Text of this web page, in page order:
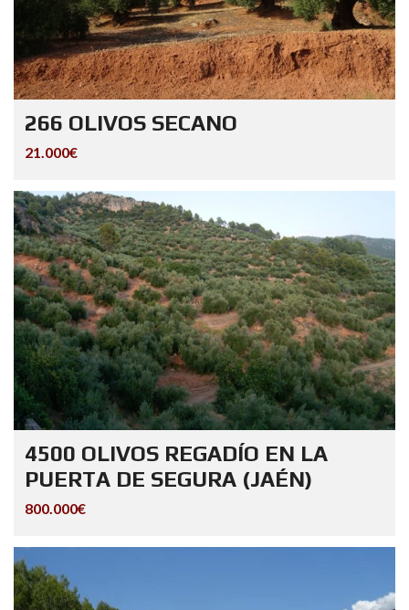
266 OLIVOS SECANO
21.000€
4500 OLIVOS REGADÍO EN LA
PUERTA DE SEGURA (JAÉN)
800.000€